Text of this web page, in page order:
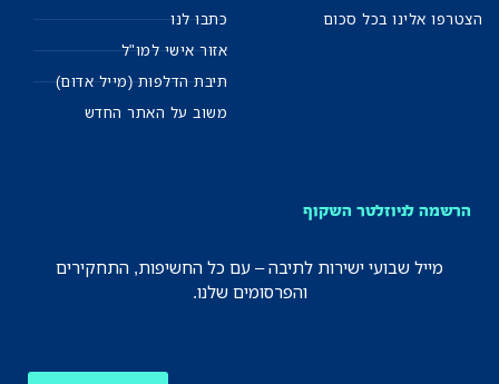
הצטרפו אלינו בכל סכום
כתבו לנו
אזור אישי למו"ל
תיבת הדלפות (מייל אדום)
משוב על האתר החדש
הרשמה לניוזלטר השקוף
מייל שבועי ישירות לתיבה – עם כל החשיפות, התחקירים
והפרסומים שלנו.